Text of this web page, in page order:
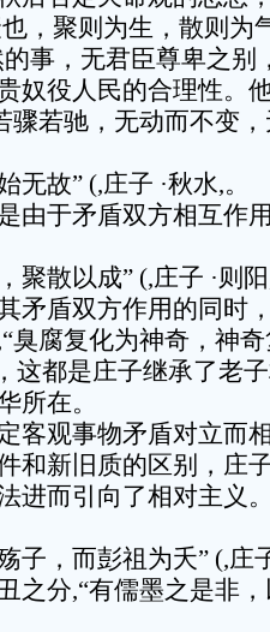
，聚则为生，散则为
事，无君臣尊卑之别
奴役人民的合理性。
骤若驰，无动而不变
故” (,庄子 ·秋水,。
由于矛盾双方相互作
聚散以成” (,庄子 ·则
矛盾双方作用的同时
臭腐复化为神奇，神奇
这都是庄子继承了老
所在。
客观事物矛盾对立而
和新旧质的区别，庄
进而引向了相对主义
子，而彭祖为夭” (,庄
之分,“有儒墨之是非